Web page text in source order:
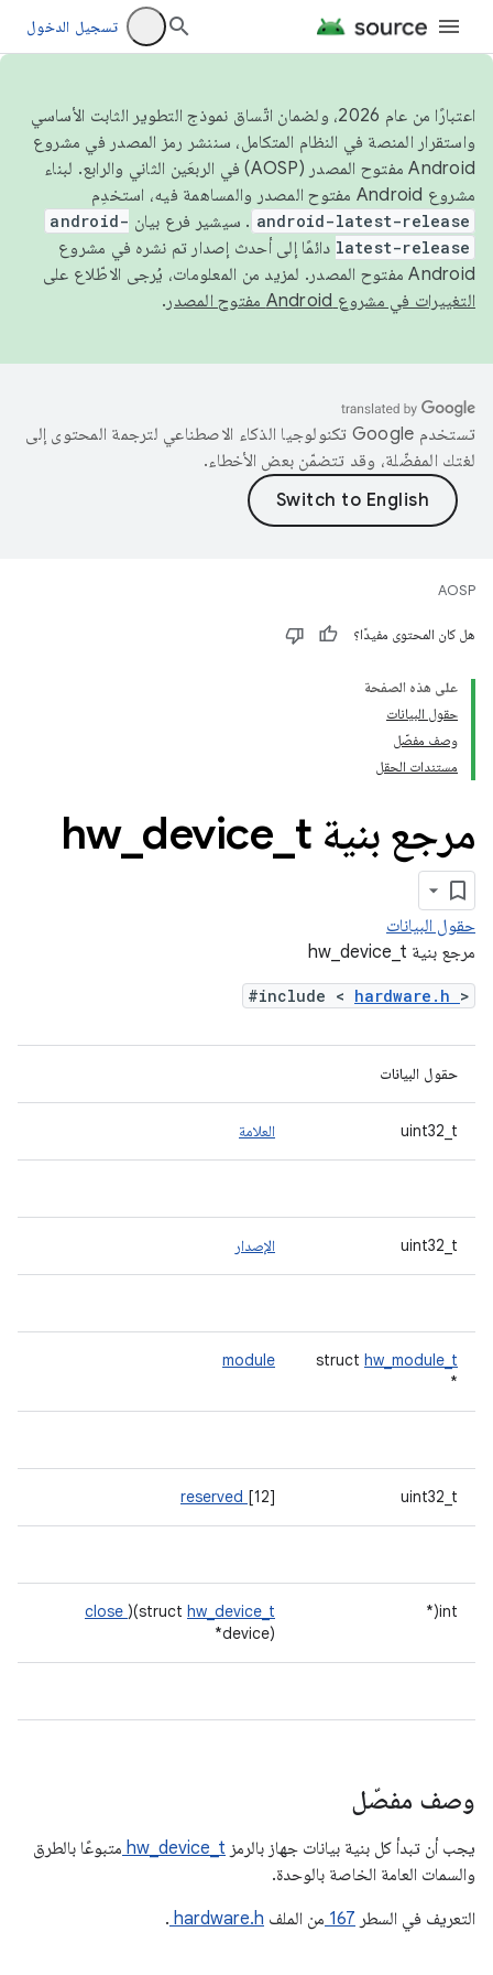
تسجيل الدخول
اعتبارًا من عام 2026، ولضمان اتّساق نموذج التطوير الثابت الأساسي
واستقرار المنصة في النظام المتكامل، سننشر رمز المصدر في مشروع
Android مفتوح المصدر (AOSP) في الربعَين الثاني والرابع. لبناء
مشروع Android مفتوح المصدر والمساهمة فيه، استخدِم
android-latest-release . سيشير فرع بيان android-
latest-release دائمًا إلى أحدث إصدار تم نشره في مشروع
Android مفتوح المصدر. لمزيد من المعلومات، يُرجى الاطّلاع على
التغييرات في مشروع Android مفتوح المصدر
.
تستخدم Google تكنولوجيا الذكاء الاصطناعي لترجمة المحتوى إلى
لغتك المفضّلة، وقد تتضمّن بعض الأخطاء.
AOSP
هل كان المحتوى مفيدًا؟
على هذه الصفحة
حقول البيانات
وصف مفصّل
مستندات الحقل
مرجع بنية hw _ device t
حقول البيانات
مرجع بنية hw_device_t
#include < hardware.h >
حقول البيانات
uint32_t العلامة
uint32_t الإصدار
struct hw_module_t
*
module
uint32_t
reserved [12]
int(*
close )(struct hw_device_t
*device)
وصف مفصّل
يجب أن تبدأ كل بنية بيانات جهاز بالرمز hw_device_t متبوعًا بالطرق
والسمات العامة الخاصة بالوحدة.
التعريف في السطر 167 من الملف hardware.h
.